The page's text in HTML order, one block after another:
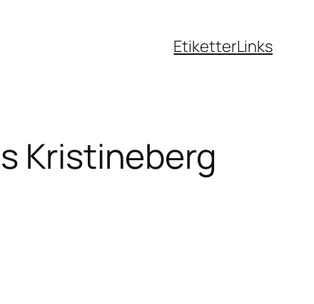
EtiketterLinks
Kristineberg